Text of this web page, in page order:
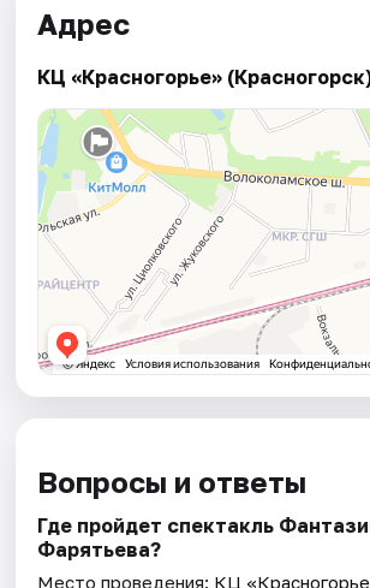
Адрес
КЦ «Красногорье»
Вопросы и ответы
Где пройдет спектакль
Фарятьева?
Место проведения: КЦ